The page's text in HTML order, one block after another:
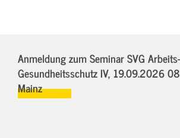
Anmeldung zum Seminar SVG
Gesundheitsschutz IV, 19.09.2026
Mainz